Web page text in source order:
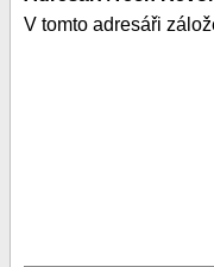
V tomto adresáři